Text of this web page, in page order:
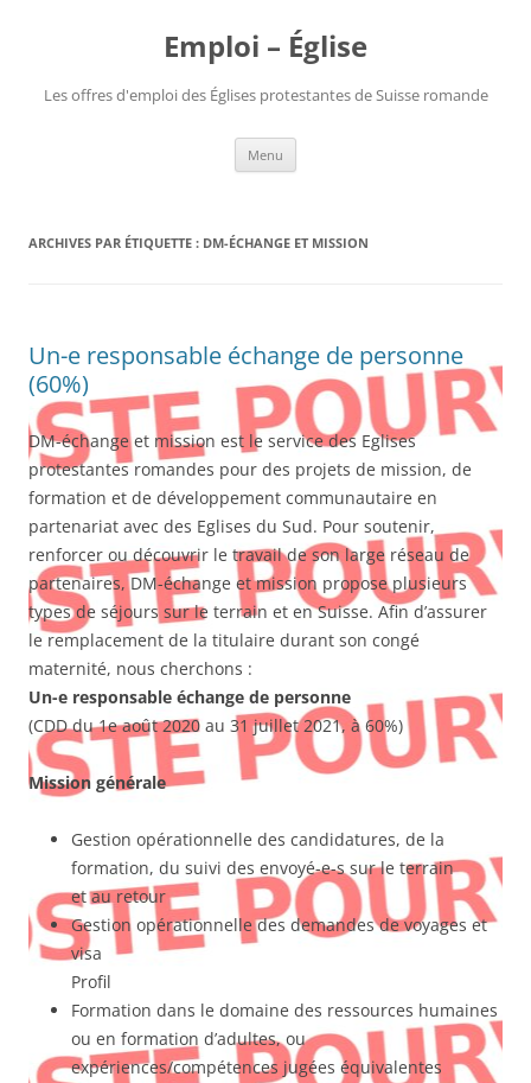
Emploi – Église
Les offres d'emploi des Églises protestantes de Suisse romande
Menu
ARCHIVES PAR ÉTIQUETTE : DM-ÉCHANGE ET MISSION
Un-e responsable échange de personne
(60%)
DM-échange et mission est le service des Eglises
protestantes romandes pour des projets de mission, de
formation et de développement communautaire en
partenariat avec des Eglises du Sud. Pour soutenir,
renforcer ou découvrir le travail de son large réseau de
partenaires, DM-échange et mission propose plusieurs
types de séjours sur le terrain et en Suisse. Afin d’assurer
le remplacement de la titulaire durant son congé
maternité, nous cherchons :
Un-e responsable échange de personne
(CDD du 1e août 2020 au 31 juillet 2021, à 60%)
Mission générale
Gestion opérationnelle des candidatures, de la
formation, du suivi des envoyé-e-s sur le terrain
et au retour
Gestion opérationnelle des demandes de voyages et
visa
Profil
Formation dans le domaine des ressources humaines
ou en formation d’adultes, ou
expériences/compétences jugées équivalentes